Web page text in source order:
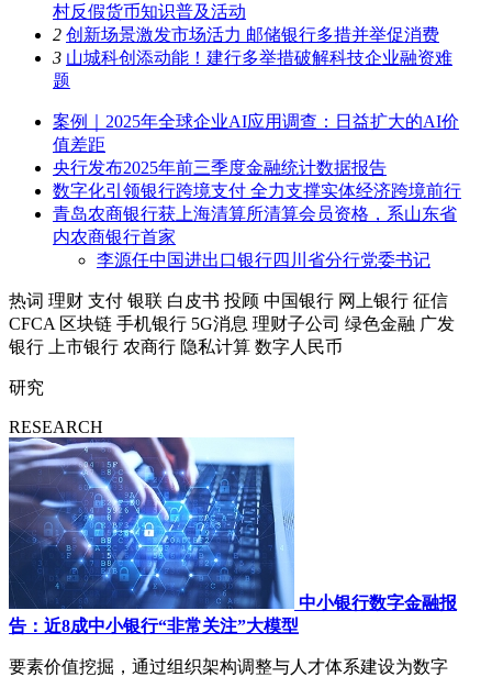
村反假货币知识普及活动
2 创新场景激发市场活力 邮储银行多措并举促消费
3 山城科创添动能！建行多举措破解科技企业融资难
题
案例｜2025年全球企业AI应用调查：日益扩大的AI价
值差距
央行发布2025年前三季度金融统计数据报告
数字化引领银行跨境支付 全力支撑实体经济跨境前行
青岛农商银行获上海清算所清算会员资格，系山东省
内农商银行首家
李源任中国进出口银行四川省分行党委书记
热词 理财 支付 银联 白皮书 投顾 中国银行 网上银行 征信
CFCA 区块链 手机银行 5G消息 理财子公司 绿色金融 广发
银行
上市银行 农商行 隐私计算 数字人民币
研究
RESEARCH
中小银行数字金融报
告：近8成中小银行“非常关注”大模型
要素价值挖掘，通过组织架构调整与人才体系建设为数字